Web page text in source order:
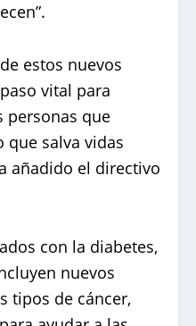
estos nuevos
vital para
personas que
que salva vidas
añadido el directivo
con la diabetes,
nuevos
tipos de cáncer,